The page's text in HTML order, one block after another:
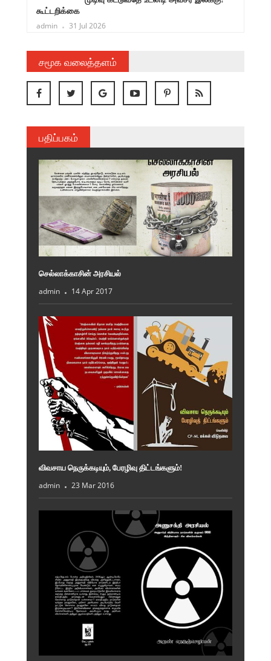
கூட்டறிக்கை
admin 31 Jul 2026
சமூக வலைத்தளம்
பதிப்பகம்
செல்லாக்காசின் அரசியல்
admin 14 Apr 2017
விவசாய நெருக்கடியும், பேரழிவு திட்டங்களும்!
admin 23 Mar 2016